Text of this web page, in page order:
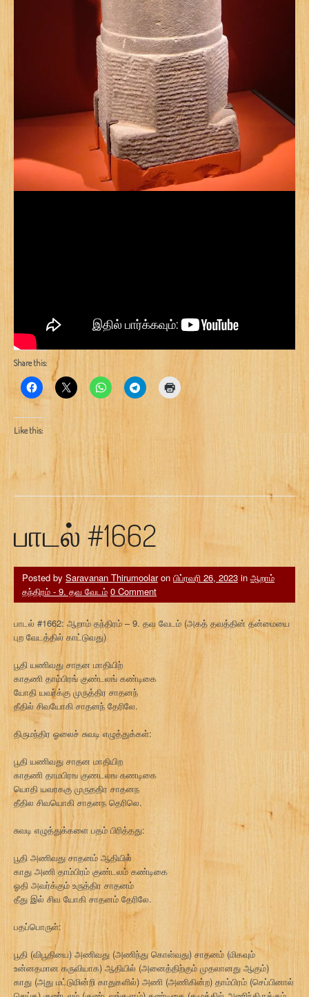
Share this:
Like this:
பாடல் #1662
Posted by Saravanan Thirumoolaron பிப்ரவரி 26, 2023 in ஆறாம்
தந்திரம் - 9. தவ வேடம் 0 Comment
பாடல் #1662: ஆறாம் தந்திரம் – 9. தவ வேடம் (அகத் தவத்தின் தன்மையை
புற வேடத்தில் காட்டுவது)
பூதி யணிவது சாதன மாதியிற்
காதணி தாம்பிரங் குண்டலங் கண்டிகை
யோதி யவர்க்கு முருத்திர சாதனந்
தீதில் சிவயோகி சாதனந் தேரிலே.
திருமந்திர ஓலைச் சுவடி எழுத்துக்கள்:
பூதி யணிவது சாதன மாதியிற
காதணி தாமபிரங குணடலங கணடிகை
யொதி யவரககு முருததிர சாதனந
தீதில சிவயொகி சாதனந தெரிலெ.
சுவடி எழுத்துக்களை பதம் பிரித்தது:
பூதி அணிவது சாதனம் ஆதியில்
காது அணி தாம்பிரம் குண்டலம் கண்டிகை
ஓதி அவர்க்கும் உருத்திர சாதனம்
தீது இல் சிவ யோகி சாதனம் தேரிலே.
பதப்பொருள்:
பூதி (விபூதியை) அணிவது (அணிந்து கொள்வது) சாதனம் (மிகவும்
உன்னதமான கருவியாக) ஆதியில் (அனைத்திற்கும் முதலானது ஆகும்)
காது (அது மட்டுமின்றி காதுகளில்) அணி (அணிகின்ற) தாம்பிரம் (செப்பினால்